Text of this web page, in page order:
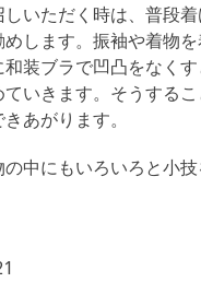
しいただく時は、普段
します。振袖や着物
装ブラで凹凸をなく
いきます。そうする
あがります。
中にもいろいろと小